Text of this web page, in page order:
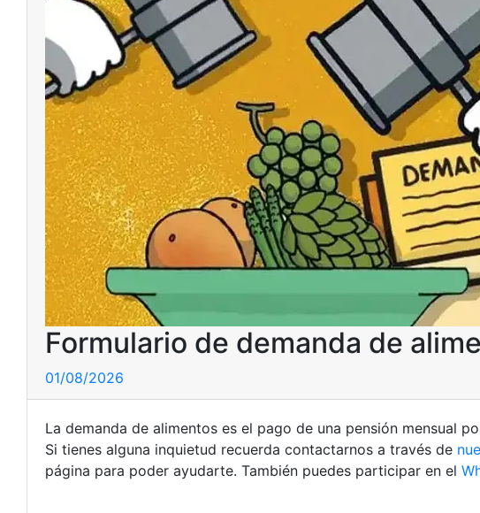
Formulario de demanda de
01/08/2026
La demanda de alimentos es el pago de una pensión mensual
Si tienes alguna inquietud recuerda contactarnos a través de
página para poder ayudarte. También puedes participar en el